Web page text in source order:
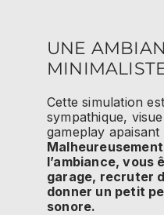
UNE
Cette simulation
sympathique,
gameplay apaisant
l’ambiance, vous
garage, recruter
donner un petit
sonore.